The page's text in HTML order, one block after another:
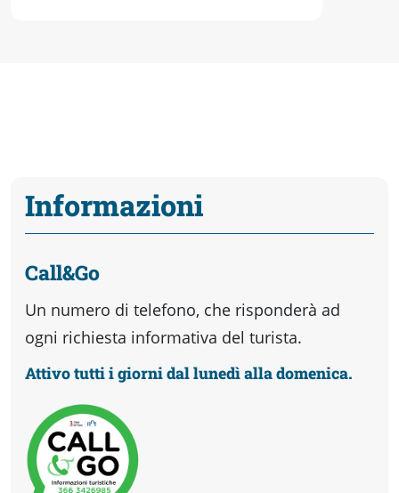
Informazioni
Call&Go
Un numero di telefono, che risponderà ad
ogni richiesta informativa del turista.
Attivo tutti i giorni dal lunedì alla domenica.